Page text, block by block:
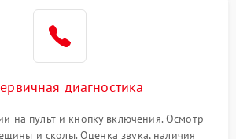
диагностика
на пульт и кнопку включения. Осмотр
и сколы. Оценка звука, наличия